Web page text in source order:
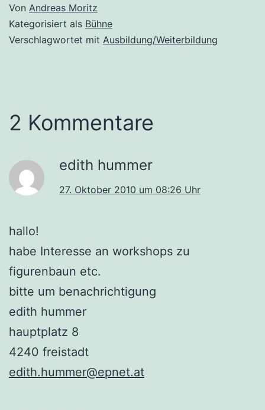
Von Andreas Moritz
Kategorisiert als Bühne
Verschlagwortet mit Ausbildung/Weiterbildung
2 Kommentare
edith hummer
27. Oktober 2010 um 08:26 Uhr
hallo!
habe Interesse an workshops zu
figurenbaun etc.
bitte um benachrichtigung
edith hummer
hauptplatz 8
4240 freistadt
edith.hummer@epnet.at